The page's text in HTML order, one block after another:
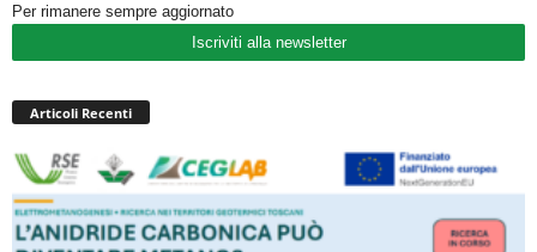
Per rimanere sempre aggiornato
Iscriviti alla newsletter
Articoli Recenti